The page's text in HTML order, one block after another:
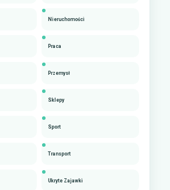
Nieruchomości
Praca
Przemysł
Sklepy
Sport
Transport
Ukryte Zajawki